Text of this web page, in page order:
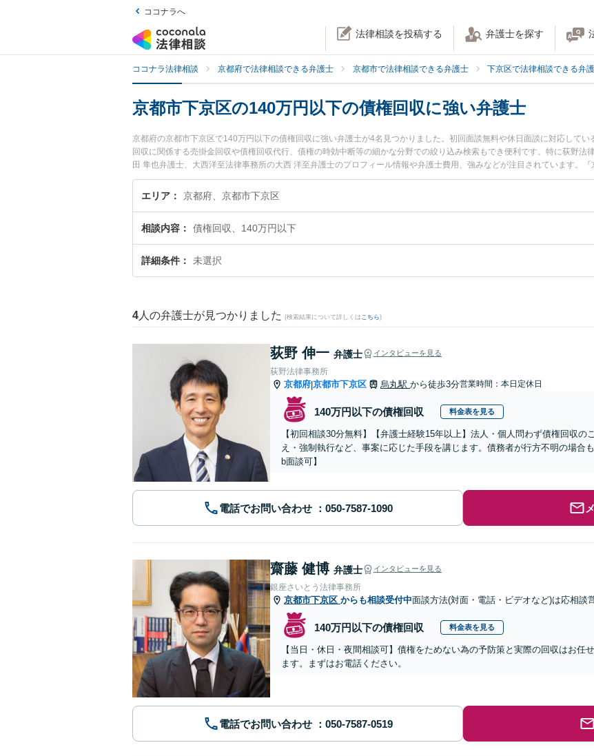
ココナラへ
法律相談を投稿する 弁護士を探す
ココナラ法律相談 京都府で法律相談できる弁護士 京都市で法律相談できる弁護士 下京区で法律相談できる弁
京都市下京区の140万円以下の債権回収に強い弁護士
京都府の京都市下京区で140万円以下の債権回収に強い弁護士が4名見つかりました。初回面談無料や休日面談に対応して
回収に関係する売掛金回収や債権回収代行、債権の時効中断等の細かな分野での絞り込み検索もでき便利です。特に荻野法
田 隼也弁護士、大西洋至法律事務所の大西 洋至弁護士のプロフィール情報や弁護士費用、強みなどが注目されています。
債権回収のトラブルを今すぐに弁護士に相談したい』『140万円以下の債権回収のトラブル解決の実績豊富な近くの弁護士
収を法律相談できる京都市下京区内の弁護士に相談予約したい』などでお困りの相談者さんにおすすめです。
エリア 京都府、京都市下京区
相談内容 債権回収、140万円以下
詳細条件 未選択
4 人の弁護士が見つかりました (検索結果について詳しくは こちら)
荻野 伸一 弁護士 インタビューを見る
荻野法律事務所
京都府|京都市下京区 烏丸駅 から徒歩3分営業時間：本日定休日
140万円以下の債権回収 料金表を見る
【初回相談30分無料】【弁護士経験15年以上】法人・個人問わず債権回収
え・強制執行など、事案に応じた手段を講じます。債務者が行方不明の場合
b面談可】
電話でお問い合わせ
齋藤 健博 弁護士 インタビューを見る
銀座さいとう法律事務所
京都市下京区 からも相談受付中面談方法(対面・電話・ビデオなど)は応相談
140万円以下の債権回収 料金表を見る
【当日・休日・夜間相談可】債権をためない為の予防策と実際の回収はお任
ます。まずはお電話ください。
電話でお問い合わせ